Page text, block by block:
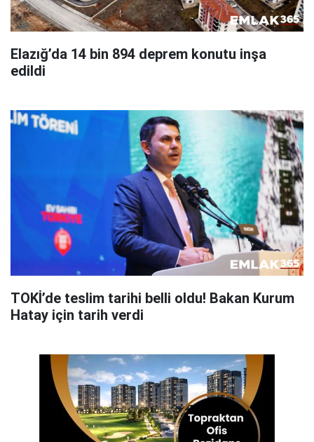
Elazığ’da 14 bin 894 deprem konutu inşa
edildi
TOKİ’de teslim tarihi belli oldu! Bakan Kurum
Hatay için tarih verdi